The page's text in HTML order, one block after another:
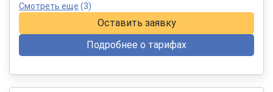
Смотреть еще (3)
Оставить заявку
Подробнее о тарифах